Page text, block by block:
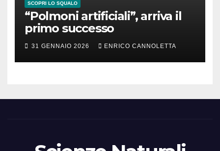
SCOPRI LO SQUALO
“Polmoni artificiali”, arriva il
primo successo
31 GENNAIO 2026 ENRICO CANNOLETTA